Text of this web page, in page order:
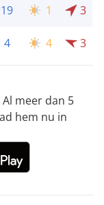
19 1 3
4 4 3
meer dan 5
hem nu in